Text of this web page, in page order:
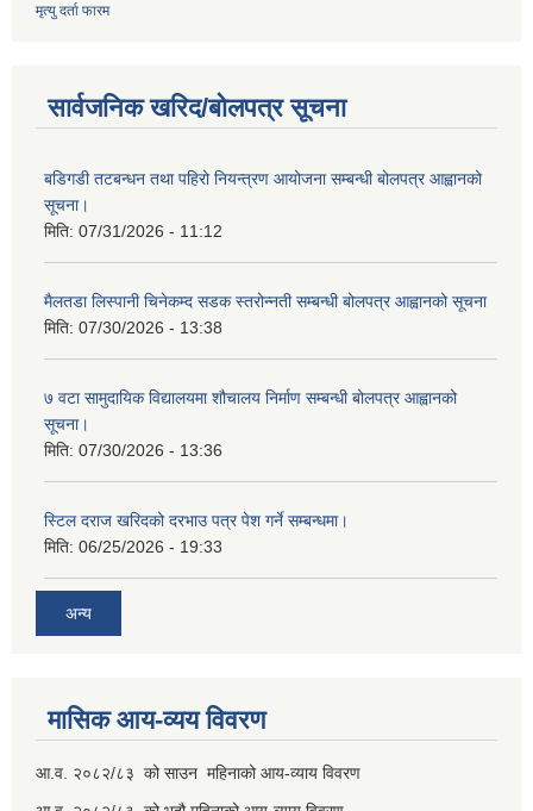
मृत्यु दर्ता फारम
सार्वजनिक खरिद/बोलपत्र सूचना
बडिगडी तटबन्धन तथा पहिरो नियन्त्रण आयोजना सम्बन्धी बोलपत्र आह्वानको
सूचना।
मिति: 07/31/2026 - 11:12
मैलतडा लिस्पानी चिनेकम्द सडक स्तरोन्नती सम्बन्धी बोलपत्र आह्वानको सूचना
मिति: 07/30/2026 - 13:38
७ वटा सामुदायिक विद्यालयमा शौचालय निर्माण सम्बन्धी बोलपत्र आह्वानको
सूचना।
मिति: 07/30/2026 - 13:36
स्टिल दराज खरिदको दरभाउ पत्र पेश गर्ने सम्बन्धमा।
मिति: 06/25/2026 - 19:33
अन्य
मासिक आय-व्यय विवरण
आ.व. २०८२/८३ को साउन महिनाको आय-व्याय विवरण